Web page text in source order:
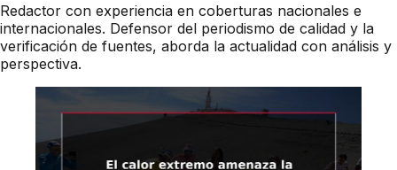
Redactor con experiencia en coberturas nacionales e
internacionales. Defensor del periodismo de calidad y la
verificación de fuentes, aborda la actualidad con análisis y
perspectiva.